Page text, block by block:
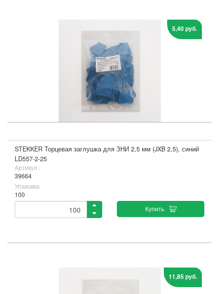
5,40 руб.
STEKKER Торцевая заглушка для ЗНИ 2,5 мм (JXB 2,5), синий
LD557-2-25
Артикул :
39664
Упаковка
100
Купить
11,85 руб.